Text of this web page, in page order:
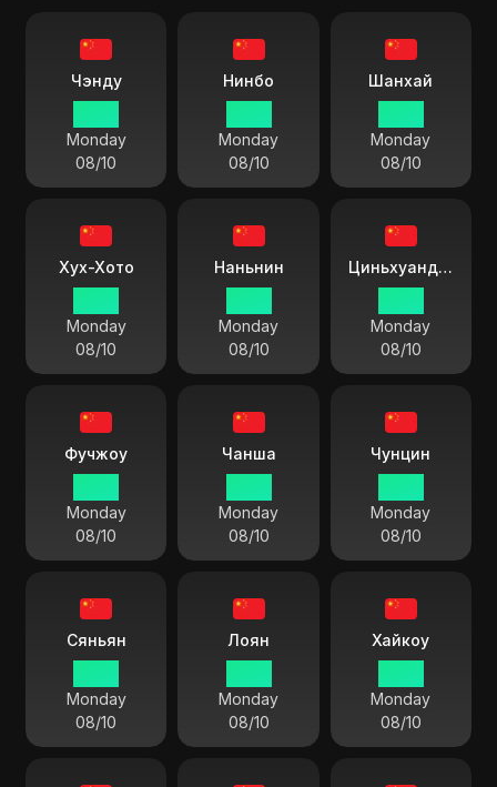
Чэнду
Monday
08/10
Нинбо
Monday
08/10
Шанхай
Monday
08/10
Хух-Хото
Monday
08/10
Наньнин
Monday
08/10
Циньхуандао
Monday
08/10
Фучжоу
Monday
08/10
Чанша
Monday
08/10
Чунцин
Monday
08/10
Сяньян
Monday
08/10
Лоян
Monday
08/10
Хайкоу
Monday
08/10